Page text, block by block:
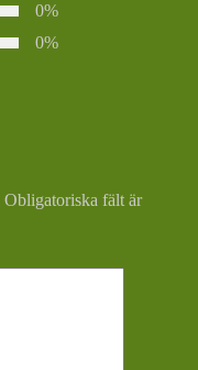
0%
0%
Obligatoriska fält är